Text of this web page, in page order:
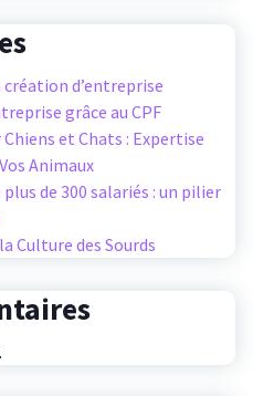
d’entreprise
grâce au CPF
et Chats : Expertise
Animaux
de 300 salariés : un pilier
Culture des Sourds